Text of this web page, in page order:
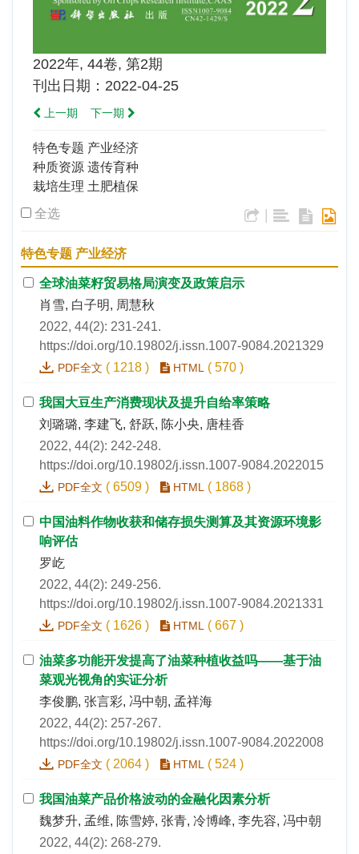
2022年, 44卷, 第2期
刊出日期：2022-04-25
上一期 下一期
特色专题 产业经济
种质资源 遗传育种
栽培生理 土肥植保
全选
特色专题 产业经济
全球油菜籽贸易格局演变及政策启示
肖雪, 白子明, 周慧秋
2022, 44(2): 231-241.
https://doi.org/10.19802/j.issn.1007-9084.2021329
PDF全文 ( 1218 ) HTML ( 570 )
我国大豆生产消费现状及提升自给率策略
刘璐璐, 李建飞, 舒跃, 陈小央, 唐桂香
2022, 44(2): 242-248.
https://doi.org/10.19802/j.issn.1007-9084.2022015
PDF全文 ( 6509 ) HTML ( 1868 )
中国油料作物收获和储存损失测算及其资源环境影
响评估
罗屹
2022, 44(2): 249-256.
https://doi.org/10.19802/j.issn.1007-9084.2021331
PDF全文 ( 1626 ) HTML ( 667 )
油菜多功能开发提高了油菜种植收益吗——基于油
菜观光视角的实证分析
李俊鹏, 张言彩, 冯中朝, 孟祥海
2022, 44(2): 257-267.
https://doi.org/10.19802/j.issn.1007-9084.2022008
PDF全文 ( 2064 ) HTML ( 524 )
我国油菜产品价格波动的金融化因素分析
魏梦升, 孟维, 陈雪婷, 张青, 冷博峰, 李先容, 冯中朝
2022, 44(2): 268-279.